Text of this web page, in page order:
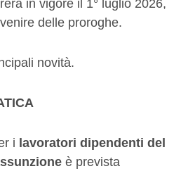
in vigore il 1° luglio 2026,
delle proroghe.
novità.
i lavoratori dipendenti del
è prevista